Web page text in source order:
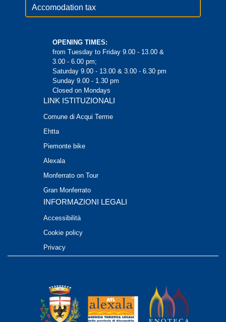
Accomodation tax
OPENING TIMES:
from Tuesday to Friday 9.00 - 13.00 &
3.00 - 6.00 pm;
Saturday 9.00 - 13.00 & 3.00 - 6.30 pm
Sunday 9.00 - 1.30 pm
Closed on Mondays
LINK ISTITUZIONALI
Comune di Acqui Terme
Ehtta
Piemonte bike
Alexala
Monferrato on Tour
Gran Monferrato
INFORMAZIONI LEGALI
Accessibilità
Cookie policy
Privacy